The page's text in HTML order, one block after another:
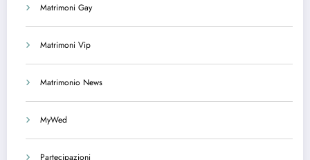
Matrimoni Gay
Matrimoni Vip
Matrimonio News
MyWed
Partecipazioni